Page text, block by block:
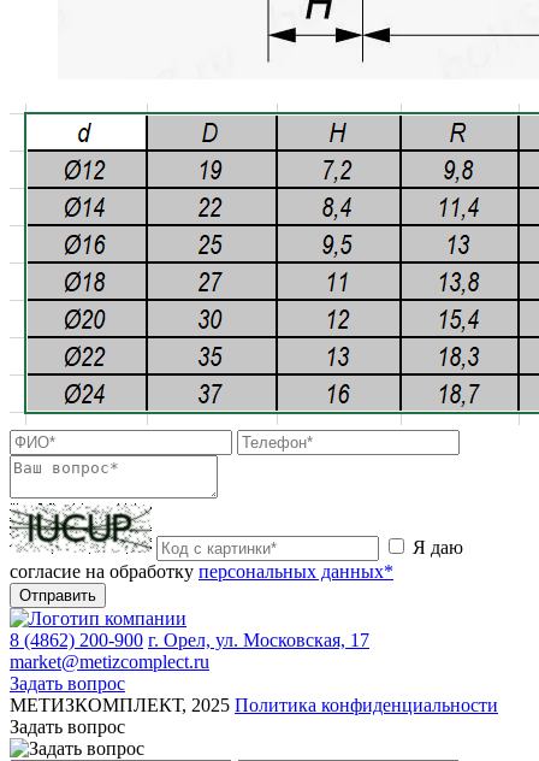
Я даю
согласие на обработку персональных данных*
Отправить
8 (4862) 200-900 г. Орел, ул. Московская, 17
market@metizcomplect.ru
Задать вопрос
МЕТИЗКОМПЛЕКТ, 2025 Политика конфиденциальности
Задать вопрос